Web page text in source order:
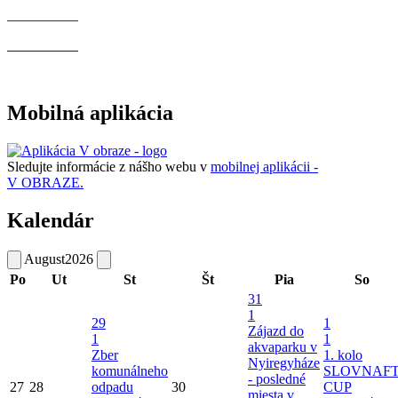
Mobilná aplikácia
Sledujte informácie z nášho webu v mobilnej aplikácii -
V OBRAZE.
Kalendár
August2026
Po
Ut St Št Pia So
27 28
29
1
Zber
komunálneho
odpadu
30
31
1
Zájazd do
akvaparku v
Nyiregyháze
- posledné
miesta v
1
1
1. kolo
CUP